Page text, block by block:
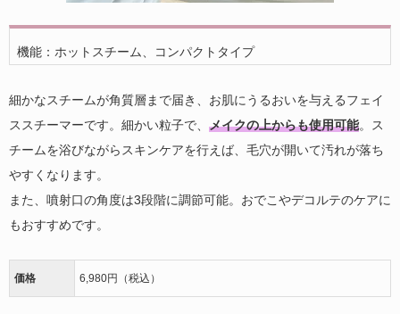
機能：ホットスチーム、コンパクトタイプ
細かなスチームが角質層まで届き、お肌にうるおいを与えるフェイ
ススチーマーです。細かい粒子で、 メイクの上からも使用可能。ス
チームを浴びながらスキンケアを行えば、毛穴が開いて汚れが落ち
やすくなります。
また、噴射口の角度は3段階に調節可能。おでこやデコルテのケアに
もおすすめです。
価格 6,980円（税込）